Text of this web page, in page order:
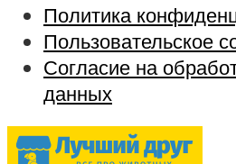
Политика
Пользовательское
Согласие на
данных